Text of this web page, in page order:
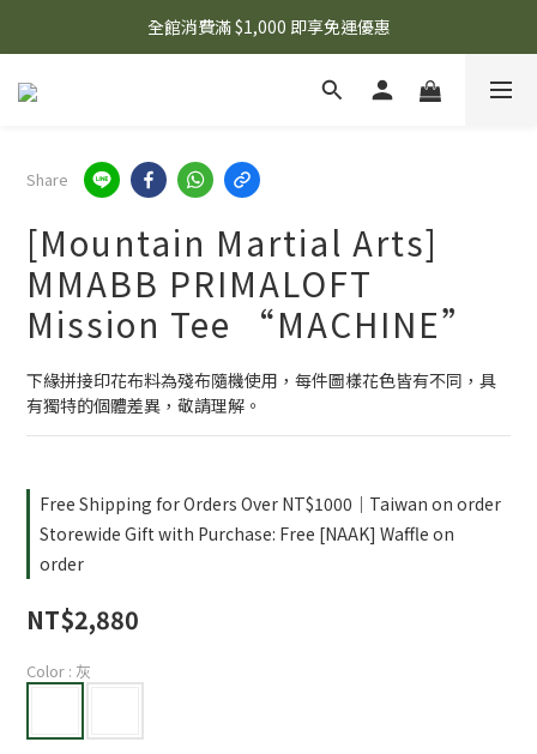
🌟 想知道現在有什麼優惠嗎？ 點擊查看最新優惠！
全館消費滿 $1,000 即享免運優惠
🌟 想知道現在有什麼優惠嗎？ 點擊查看最新優惠！
Share
[Mountain Martial Arts]
MMABB PRIMALOFT
Mission Tee “MACHINE”
下緣拼接印花布料為殘布隨機使用，每件圖樣花色皆有不同，具
有獨特的個體差異，敬請理解。
Free Shipping for Orders Over NT$1000｜Taiwan on order
Storewide Gift with Purchase: Free [NAAK] Waffle on
order
NT$2,880
Color : 灰